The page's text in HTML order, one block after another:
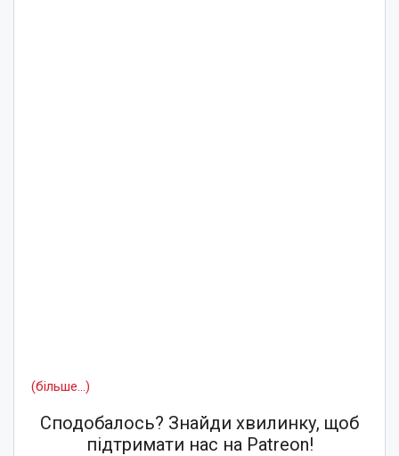
(більше…)
Сподобалось? Знайди хвилинку, щоб
підтримати нас на Patreon!